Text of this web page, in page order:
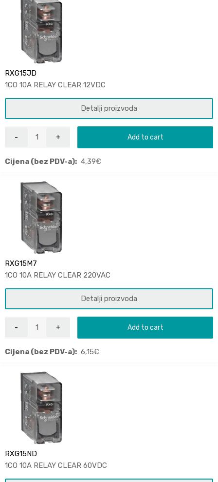
RXG15JD
1CO 10A RELAY CLEAR 12VDC
Detalji proizvoda
Add to cart
Cijena (bez PDV-a): 4,39€
RXG15M7
1CO 10A RELAY CLEAR 220VAC
Detalji proizvoda
Add to cart
Cijena (bez PDV-a): 6,15€
RXG15ND
1CO 10A RELAY CLEAR 60VDC